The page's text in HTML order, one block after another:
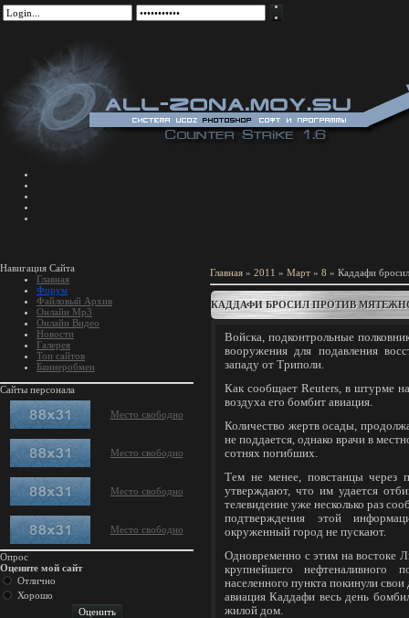
Навигация Сайта
Главная
Форум
Файловый Архив
Онлайн Mp3
Онлайн Видео
Новости
Галерея
Топ сайтов
Баннеробмен
Сайты персонала
Место свободно
Место свободно
Место свободно
Место свободно
Опрос
Оцените мой сайт
Отлично
Хорошо
Главная » 2011 » Март » 8 » Каддафи
КАДДАФИ БРОСИЛ ПРОТИВ
Войска, подконтрольные
вооружения для подавления
западу от Триполи.
Как сообщает Reuters, в штурме
воздуха его бомбит авиация.
Количество жертв осады,
не поддается, однако врачи в
сотнях погибших.
Тем не менее, повстанцы через
утверждают, что им удается
телевидение уже несколько раз
подтверждения этой
окруженный город не пускают.
Одновременно с этим на востоке
крупнейшего нефтеналивного
населенного пункта покинули
авиация Каддафи весь день
жилой дом.